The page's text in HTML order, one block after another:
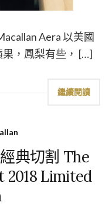
Aera 以美國
，鳳梨有些， […]
繼續閱讀
典切割 The
2018 Limited